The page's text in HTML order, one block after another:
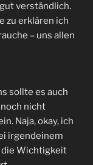
verständlich.
zu erklären ich
– uns allen
sollte es auch
nicht
Naja, okay, ich
irgendeinem
die Wichtigkeit